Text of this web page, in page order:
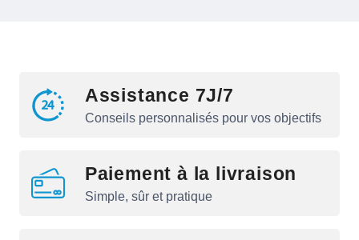
Assistance 7J/7
Conseils personnalisés pour vos objectifs
Paiement à la livraison
Simple, sûr et pratique